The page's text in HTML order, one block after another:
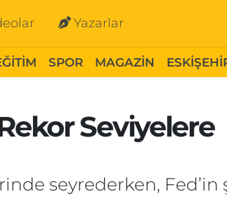
Yazarlar
SPOR MAGAZİN
Seviyelere
seyrederken, Fed’in